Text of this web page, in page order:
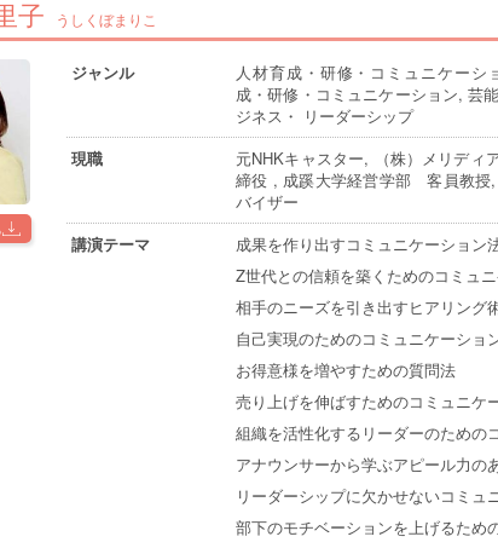
子 うしくぼまりこ
ジャンル
人材育成・研修・コミュニケー
成・研修・コミュニケーション, 芸
ジネス・ リーダーシップ
現職
元NHKキャスター, （株）メリディ
締役 , 成蹊大学経営学部 客員教授,
バイザー
講演テーマ
成果を作り出すコミュニケーショ
Z世代との信頼を築くためのコミュ
相手のニーズを引き出すヒアリング
自己実現のためのコミュニケーショ
お得意様を増やすための質問法
売り上げを伸ばすためのコミュニケ
組織を活性化するリーダーのための
アナウンサーから学ぶアピール力の
リーダーシップに欠かせないコミュ
部下のモチベーションを上げるため